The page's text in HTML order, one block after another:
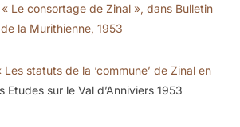
Le consortage de Zinal », dans Bulletin
de la Murithienne, 1953
Les statuts de la ‘commune’ de Zinal en
Etudes sur le Val d’Anniviers 1953